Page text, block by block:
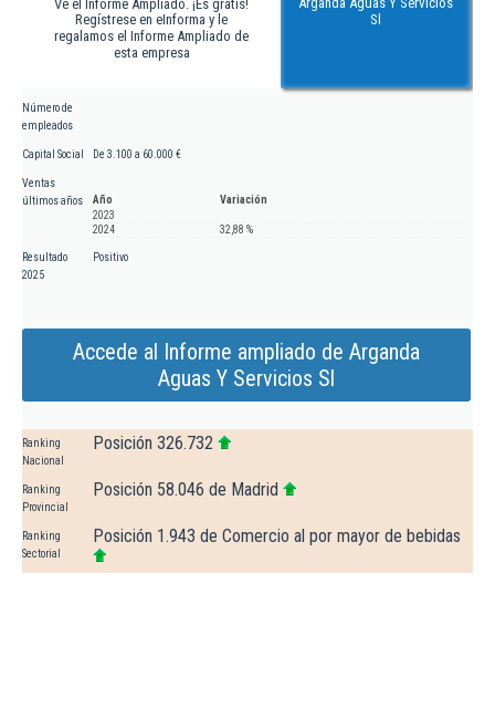
Ve el Informe Ampliado. ¡Es gratis!
Regístrese en eInforma y le
regalamos el Informe Ampliado de
esta empresa
Sl
Número de
empleados
Capital Social De 3.100 a 60.000 €
Ventas
últimos años
Año
Variación
2023
2024
32,88 %
Resultado
2025
Positivo
Accede al Informe ampliado de Arganda
Aguas Y Servicios Sl
Ranking
Nacional
Posición 326.732
Ranking
Provincial
Posición 58.046 de Madrid
Ranking
Sectorial
Posición 1.943 de Comercio al por mayor de bebidas